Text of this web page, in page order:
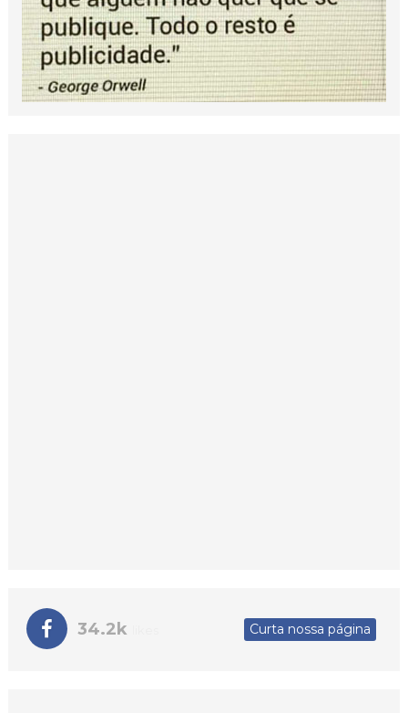
34.2k Curta nossa página